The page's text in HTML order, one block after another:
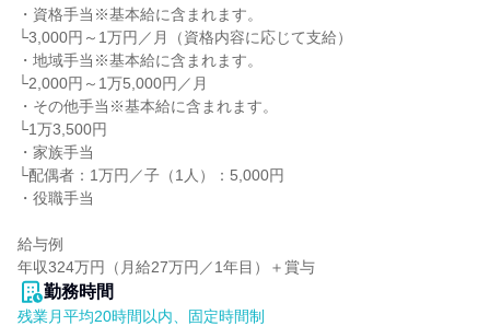
・資格手当※基本給に含まれます。
└3,000円～1万円／月（資格内容に応じて支給）
・地域手当※基本給に含まれます。
└2,000円～1万5,000円／月
・その他手当※基本給に含まれます。
└1万3,500円
・家族手当
└配偶者：1万円／子（1人）：5,000円
・役職手当
給与例
年収324万円（月給27万円／1年目）＋賞与
勤務時間
残業月平均20時間以内、固定時間制